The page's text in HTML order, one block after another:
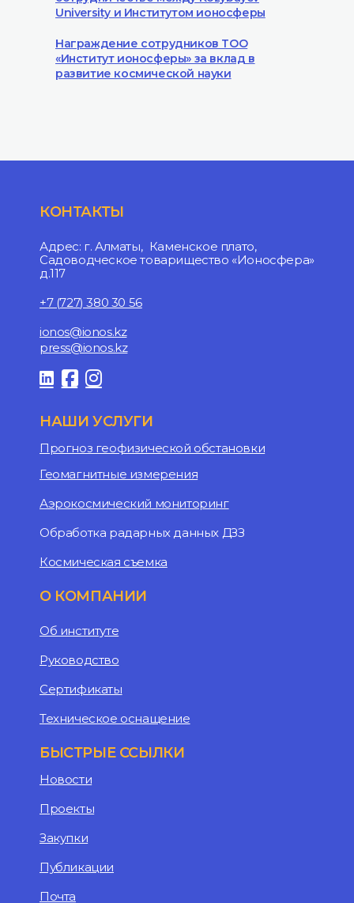
University и Институтом ионосферы
Награждение сотрудников ТОО
«Институт ионосферы» за вклад в
развитие космической науки
КОНТАКТЫ
Адрес: г. Алматы, Каменское плато,
Садоводческое товарищество «Ионосфера»
д.117
+7 (727) 380 30 56
ionos@ionos.kz
press@ionos.kz
НАШИ УСЛУГИ
Прогноз геофизической обстановки
Геомагнитные измерения
Аэрокосмический мониторинг
Обработка радарных данных ДЗЗ
Космическая съемка
О КОМПАНИИ
Об институте
Руководство
Сертификаты
Техническое оснащение
БЫСТРЫЕ ССЫЛКИ
Новости
Проекты
Закупки
Публикации
Почта